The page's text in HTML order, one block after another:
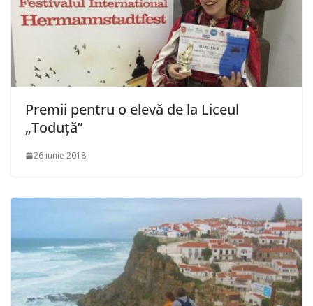
Premii pentru o elevă de la Liceul
„Toduță”
26 iunie 2018